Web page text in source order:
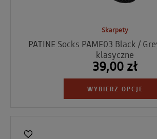
Skarpety
PATINE Socks PAME03 Black /
klasyczne
39,00 zł
WYBIERZ OPCJE